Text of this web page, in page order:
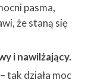
pasma,
że staną się
i nawilżający.
tak działa moc